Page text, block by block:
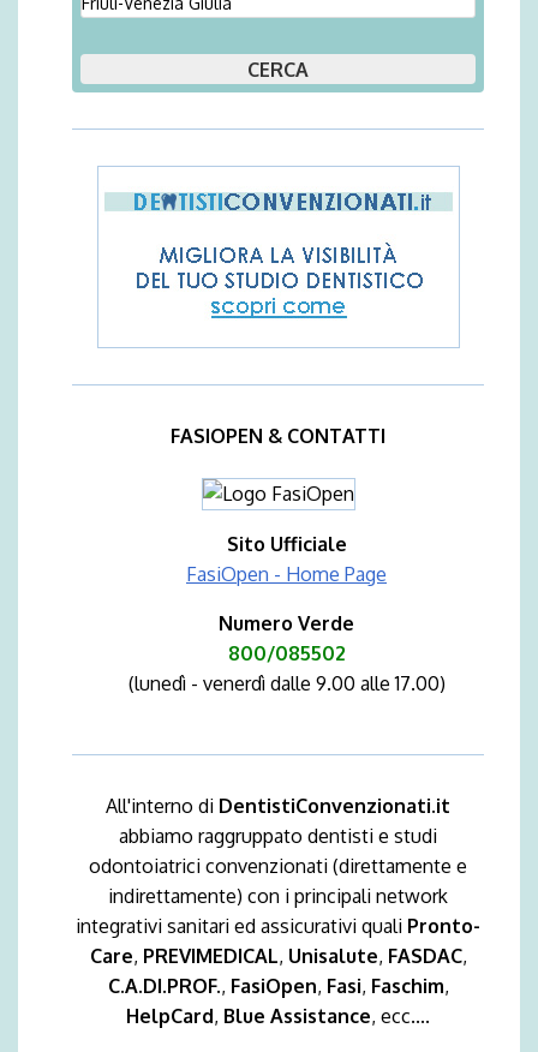
FASIOPEN & CONTATTI
Sito Ufficiale
FasiOpen - Home Page
Numero Verde
800/085502
(lunedì - venerdì dalle 9.00 alle 17.00)
All'interno di DentistiConvenzionati.it
abbiamo raggruppato dentisti e studi
odontoiatrici convenzionati (direttamente e
indirettamente) con i principali network
integrativi sanitari ed assicurativi quali Pronto-
Care, PREVIMEDICAL, Unisalute, FASDAC,
C.A.DI.PROF., FasiOpen, Fasi, Faschim,
HelpCard, Blue Assistance, ecc....